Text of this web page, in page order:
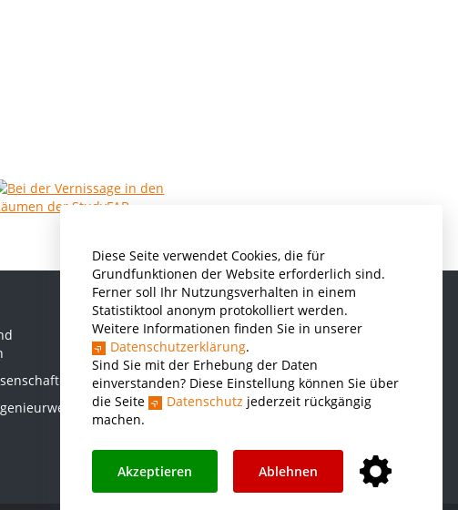
Diese Seite verwendet Cookies, die für
Grundfunktionen der Website erforderlich sind.
Ferner soll Ihr Nutzungsverhalten in einem
Statistiktool anonym protokolliert werden.
Weitere Informationen finden Sie in unserer
Datenschutzerklärung.
Sind Sie mit der Erhebung der Daten
einverstanden? Diese Einstellung können Sie über
die Seite
Datenschutz jederzeit rückgängig
machen.
Akzeptieren Ablehnen
Informatik und Wirtschaftsinformatik
Kunststofftechnik und Vermessung
Maschinenbau
THWS Business School